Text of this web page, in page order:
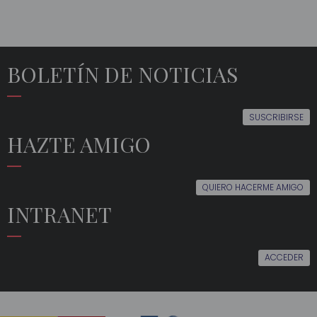
BOLETÍN DE NOTICIAS
SUSCRIBIRSE
HAZTE AMIGO
QUIERO HACERME AMIGO
INTRANET
ACCEDER
EL
EDUCACIÓN
ACTUALIDAD
MULTIMEDIA